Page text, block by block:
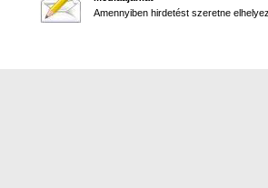
Amennyiben hirdetést szeretne